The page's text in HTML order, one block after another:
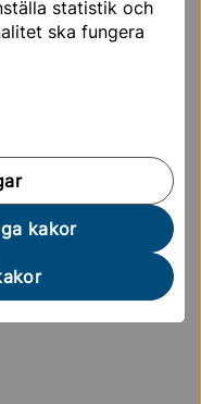
statistik och
ska fungera
kakor